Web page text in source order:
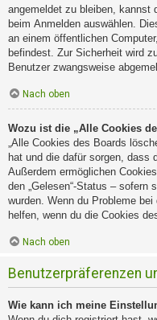
angemeldet zu bleiben, kannst
beim Anmelden auswählen.
an einem öffentlichen
befindest. Zur Sicherheit wird
Benutzer zwangsweise
Nach oben
Wozu ist die „Alle Cookies
„Alle Cookies des Boards
hat und die dafür sorgen, dass
Außerdem ermöglichen
den „Gelesen“-Status – sofern
wurden. Wenn du Probleme
helfen, wenn du die Cookies
Nach oben
Benutzerpräferenzen
Wie kann ich meine